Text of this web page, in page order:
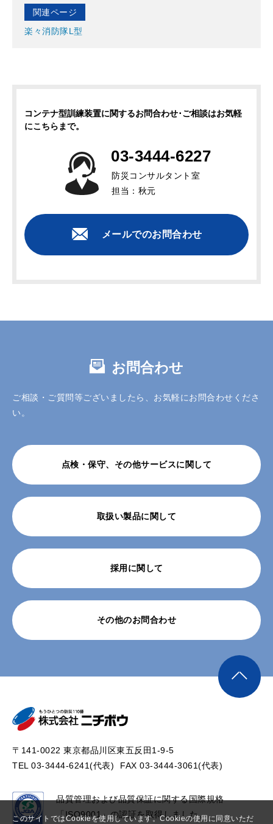
関連ページ
楽々消防隊L型
コンテナ型訓練装置に関するお問合わせ･ご相談はお気軽
にこちらまで。
03-3444-6227
防災コンサルタント室
担当：秋元
メールでのお問合わせ
お問合わせ
ご相談・ご質問等ございましたら、お気軽にお問合わせくださ
い。
点検・保守、その他サービスに関して
取扱い製品に関して
採用に関して
その他のお問合わせ
〒141-0022 東京都品川区東五反田1-9-5
TEL 03-3444-6241(代表)
FAX 03-3444-3061(代表)
品質管理および品質保証に関する国際規格
「ISO9001」の認証を取得しました。
このサイトではCookieを使用しています。Cookieの使用に同意いただ